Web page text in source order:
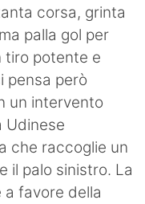
corsa, grinta
palla gol per
tiro potente e
pensa però
un intervento
Udinese
che raccoglie un
il palo sinistro. La
favore della